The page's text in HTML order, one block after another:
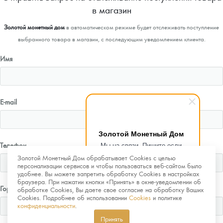
Золотой Монетный Дом
Мы на связи. Пишите если
возникнут любые вопросы.
Рады помочь.
Золотой Монетный Дом обрабатывает Cookies с целью
персонализации сервисов и чтобы пользоваться веб-сайтом было
удобнее. Вы можете запретить обработку Cookies в настройках
браузера. При нажатии кнопки «Принять» в окне-уведомлении об
обработке Cookies, Вы даете свое согласие на обработку Ваших
Cookies. Подробнее об использовании Cookies и политике
конфиденциальности
Принять
в магазин
Золотой монетный домв автоматическом режиме будет отслеживать поступление
выбранного товара в магазин, с последующим уведомлением клиента.
Имя
E-mail
Телефон
Город